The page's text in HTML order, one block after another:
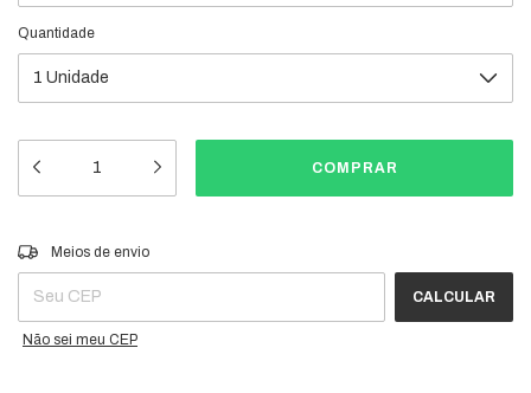
Quantidade
Entregas para o CEP:
Meios de envio
CALCULAR
Não sei meu CEP